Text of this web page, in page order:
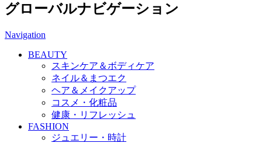
グローバルナビゲーション
Navigation
BEAUTY
スキンケア＆ボディケア
ネイル＆まつエク
ヘア＆メイクアップ
コスメ・化粧品
健康・リフレッシュ
FASHION
ジュエリー・時計